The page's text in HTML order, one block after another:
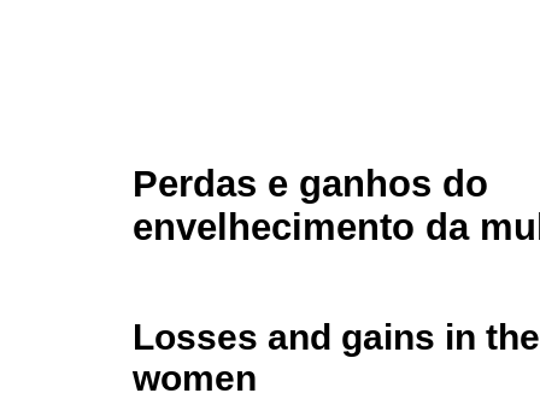
Perdas e ganhos do
envelhecimento da
Losses and gains in
women